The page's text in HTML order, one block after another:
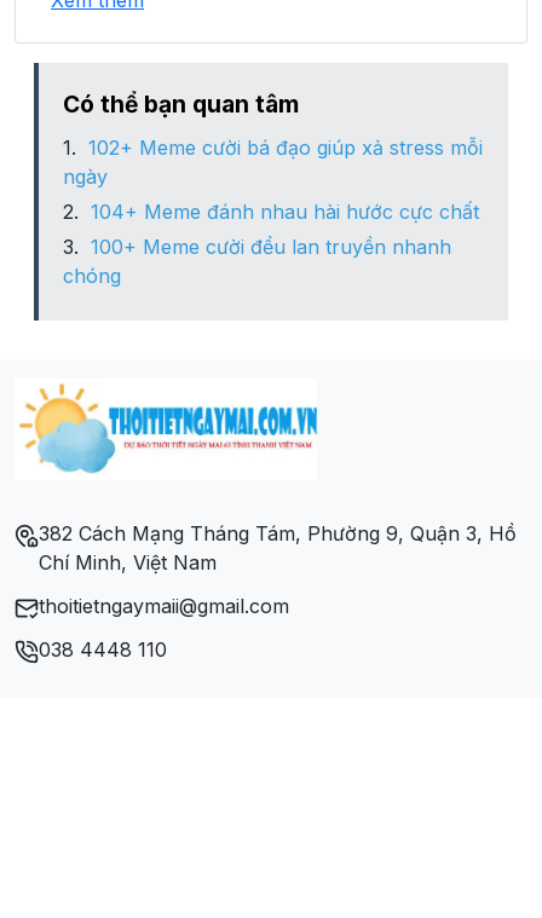
Xã Ngọc Đào
Xã Ngọc Động
Xã Nội Thôn
Xã Sóc Hà
Xã Thượng Thôn
Xã Tổng Cọt
Có thể bạn quan tâm
102+ Meme cười bá đạo giúp xả stress mỗi
ngày
104+ Meme đánh nhau hài hước cực chất
100+ Meme cười đểu lan truyền nhanh
chóng
382 Cách Mạng Tháng Tám, Phường 9, Quận 3, Hồ
Chí Minh, Việt Nam
thoitietngaymaii@gmail.com
038 4448 110